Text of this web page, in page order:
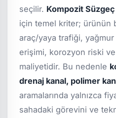
seçilir. Kompozit Süzgeç
için temel kriter; ürünün
araç/yaya trafiği, yağmur
erişimi, korozyon riski
maliyetidir. Bu nedenle
drenaj kanal, polimer
aramalarında yalnızca
sahadaki görevini ve